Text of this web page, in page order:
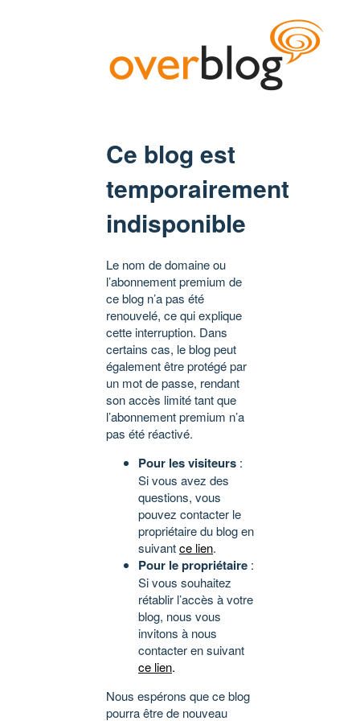
Ce blog est
temporairement
indisponible
Le nom de domaine ou
l’abonnement premium de
ce blog n’a pas été
renouvelé, ce qui explique
cette interruption. Dans
certains cas, le blog peut
également être protégé par
un mot de passe, rendant
son accès limité tant que
l’abonnement premium n’a
pas été réactivé.
Pour les visiteurs :
Si vous avez des
questions, vous
pouvez contacter le
propriétaire du blog en
suivantce lien.
Pour le propriétaire :
Si vous souhaitez
rétablir l’accès à votre
blog, nous vous
invitons à nous
contacter en suivant
ce lien.
Nous espérons que ce blog
pourra être de nouveau